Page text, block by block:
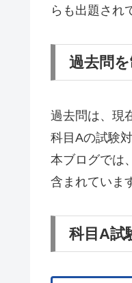
らも出題され
過去問
過去問は、現
科目Aの試験
本ブログでは
含まれていま
科目A